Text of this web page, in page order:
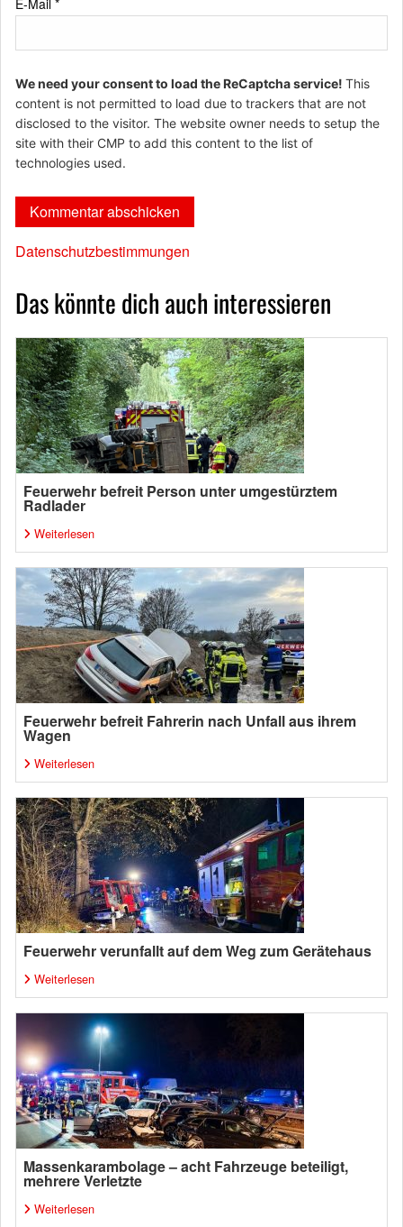
We need your consent to load the ReCaptcha service! This
content is not permitted to load due to trackers that are not
disclosed to the visitor. The website owner needs to setup the
site with their CMP to add this content to the list of
technologies used.
Datenschutzbestimmungen
Das könnte dich auch interessieren
Feuerwehr befreit Person unter umgestürztem
Radlader
Weiterlesen
Feuerwehr befreit Fahrerin nach Unfall aus ihrem
Wagen
Weiterlesen
Feuerwehr verunfallt auf dem Weg zum Gerätehaus
Weiterlesen
Massenkarambolage – acht Fahrzeuge beteiligt,
mehrere Verletzte
Weiterlesen